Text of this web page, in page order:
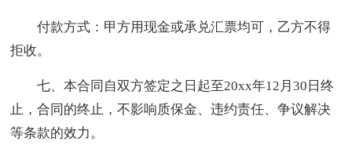
付款方式：甲方用现金或承兑汇票均可，乙方不得
拒收。
七、本合同自双方签定之日起至20xx年12月30日终
止，合同的终止，不影响质保金、违约责任、争议解决
等条款的效力。